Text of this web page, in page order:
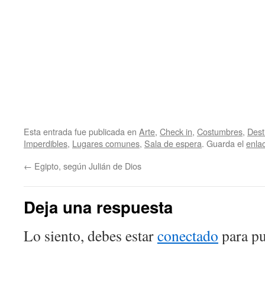
Esta entrada fue publicada en Arte, Check in, Costumbres,
Imperdibles, Lugares comunes, Sala de espera. Guarda el
← Egipto, según Julián de Dios
Deja una respuesta
Lo siento, debes estarconectado para